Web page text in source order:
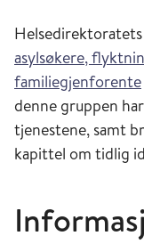
Helsedirektoratets
asylsøkere,
familiegjenforente
denne gruppen
tjenestene, samt
kapittel om tidlig